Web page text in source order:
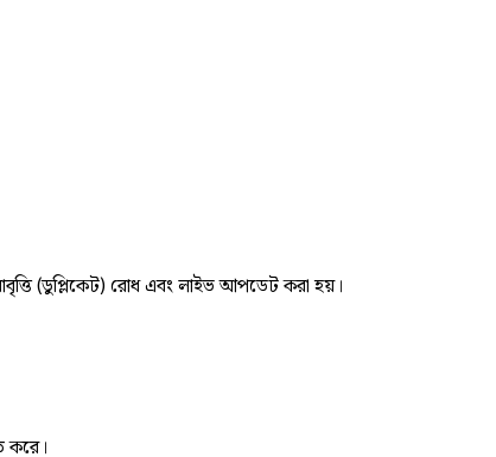
(ডুপ্লিকেট) রোধ এবং লাইভ আপডেট করা হয়।
করে।